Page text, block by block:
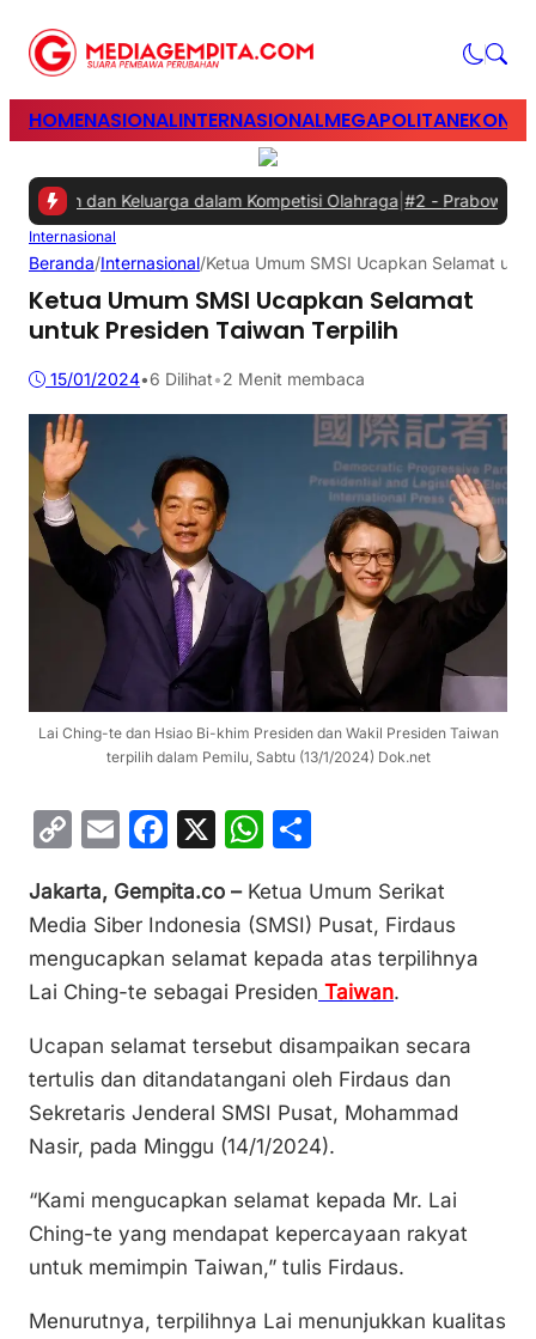
HOMENASIONALINTERNASIONALMEGAPOLITAN
dan Keluarga dalam Kompetisi Olahraga|#2 - Prabowo Minta
Internasional
Beranda/Internasional/Ketua Umum SMSI Ucapkan Selamat
Ketua Umum SMSI Ucapkan Selamat
untuk Presiden Taiwan Terpilih
15/01/2024•6 Dilihat•2 Menit membaca
Lai Ching-te dan Hsiao Bi-khim Presiden dan Wakil Presiden Taiwan
terpilih dalam Pemilu, Sabtu (13/1/2024) Dok.net
C
p
y
Li
k
E
ai
l
F
c
e
b
o
k
X
W
at
s
A
p
ar
e
Jakarta, Gempita.co –Ketua Umum Serikat
Media Siber Indonesia (SMSI) Pusat, Firdaus
mengucapkan selamat kepada atas terpilihnya
Lai Ching-te sebagai Presiden Taiwan.
Ucapan selamat tersebut disampaikan secara
tertulis dan ditandatangani oleh Firdaus dan
Sekretaris Jenderal SMSI Pusat, Mohammad
Nasir, pada Minggu (14/1/2024).
“Kami mengucapkan selamat kepada Mr. Lai
Ching-te yang mendapat kepercayaan rakyat
untuk memimpin Taiwan,” tulis Firdaus.
Menurutnya, terpilihnya Lai menunjukkan kualitas